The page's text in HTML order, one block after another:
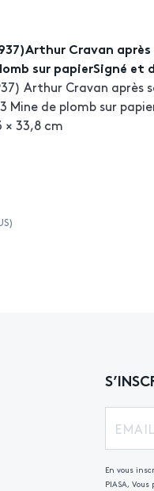
Cravan
sur papierSigné et
Arthur Cravan après
Mine de plomb sur
33,8 cm
En vous
PIASA,